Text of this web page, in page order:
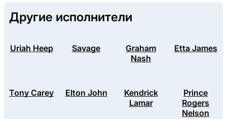
Другие исполнители
Uriah Heep Savage
Graham
Nash
Etta James
Tony Carey Elton John
Kendrick
Lamar
Prince
Rogers
Nelson